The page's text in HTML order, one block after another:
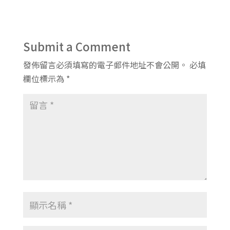
Submit a Comment
發佈留言必須填寫的電子郵件地址不會公開。 必填
欄位標示為 *